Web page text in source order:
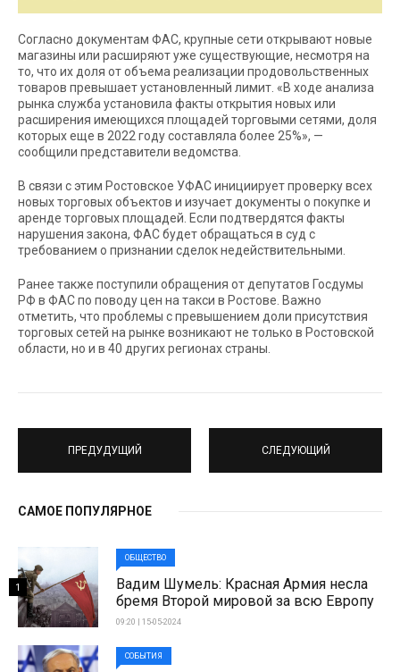
Согласно документам ФАС, крупные сети открывают новые
магазины или расширяют уже существующие, несмотря на
то, что их доля от объема реализации продовольственных
товаров превышает установленный лимит. «В ходе анализа
рынка служба установила факты открытия новых или
расширения имеющихся площадей торговыми сетями, доля
которых еще в 2022 году составляла более 25%», —
сообщили представители ведомства.
В связи с этим Ростовское УФАС инициирует проверку всех
новых торговых объектов и изучает документы о покупке и
аренде торговых площадей. Если подтвердятся факты
нарушения закона, ФАС будет обращаться в суд с
требованием о признании сделок недействительными.
Ранее также поступили обращения от депутатов Госдумы
РФ в ФАС по поводу цен на такси в Ростове. Важно
отметить, что проблемы с превышением доли присутствия
торговых сетей на рынке возникают не только в Ростовской
области, но и в 40 других регионах страны.
ПРЕДУДУЩИЙ СЛЕДУЮЩИЙ
САМОЕ ПОПУЛЯРНОЕ
ОБЩЕСТВО
Вадим Шумель: Красная Армия несла
бремя Второй мировой за всю Европу
09:20 | 15-05-2024
1
СОБЫТИЯ